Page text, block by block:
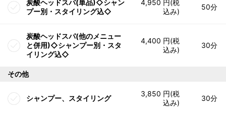
炭酸ヘッドスパ(単品)◇シャン
プー別・スタイリング込◇
4,950 円(税
込み)
50分
炭酸ヘッドスパ(他のメニュー
と併用)◇シャンプー別・スタ
イリング込◇
4,400 円(税
込み)
30分
その他
シャンプー、スタイリング
3,850 円(税
込み)
30分